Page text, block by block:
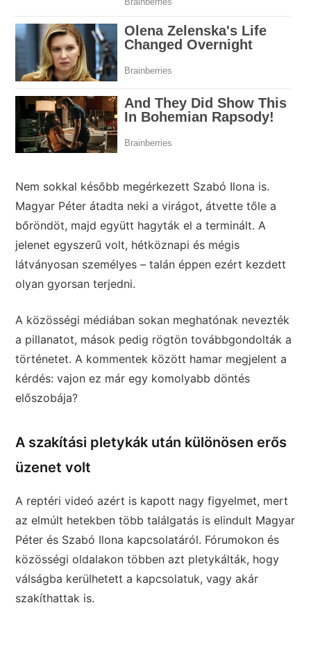
Nem sokkal később megérkezett Szabó Ilona is.
Magyar Péter átadta neki a virágot, átvette tőle a
bőröndöt, majd együtt hagyták el a terminált. A
jelenet egyszerű volt, hétköznapi és mégis
látványosan személyes – talán éppen ezért kezdett
olyan gyorsan terjedni.
A közösségi médiában sokan meghatónak nevezték
a pillanatot, mások pedig rögtön továbbgondolták a
történetet. A kommentek között hamar megjelent a
kérdés: vajon ez már egy komolyabb döntés
előszobája?
A szakítási pletykák után különösen erős
üzenet volt
A reptéri videó azért is kapott nagy figyelmet, mert
az elmúlt hetekben több találgatás is elindult Magyar
Péter és Szabó Ilona kapcsolatáról. Fórumokon és
közösségi oldalakon többen azt pletykálták, hogy
válságba kerülhetett a kapcsolatuk, vagy akár
szakíthattak is.